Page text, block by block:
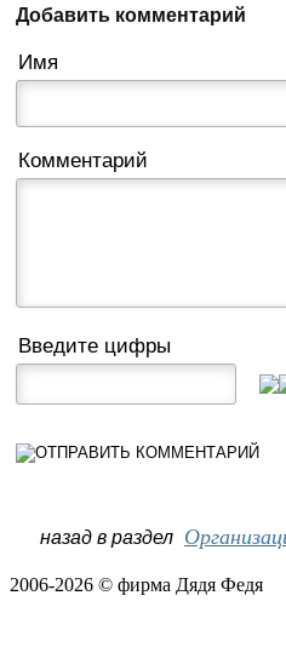
Добавить комментарий
Имя
Комментарий
Введите цифры
назад в раздел
2006-2026 © фирма Дядя Федя